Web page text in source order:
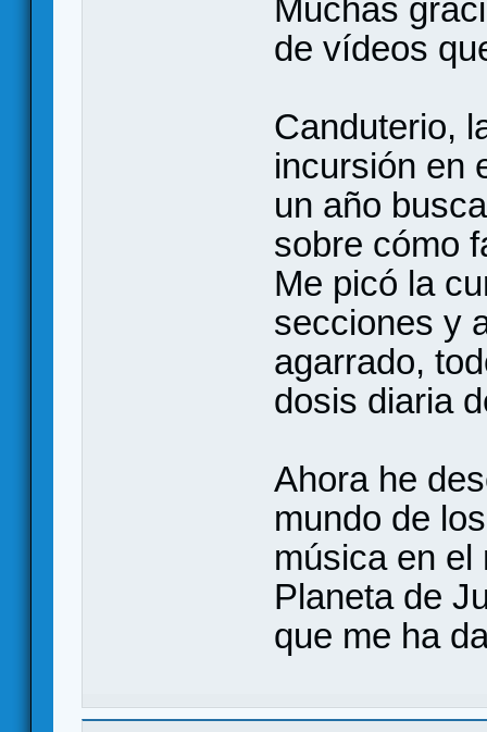
Muchas
de vídeos
Canduterio,
incursión en
un año
sobre cómo
Me picó la
secciones y
agarrado,
dosis diaria
Ahora he
mundo de
música en el
Planeta de
que me ha